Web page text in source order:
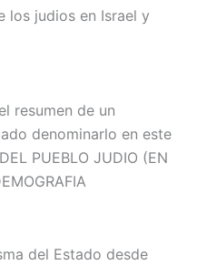
los judios en Israel y
resumen de un
denominarlo en este
PUEBLO JUDIO (EN
del Estado desde